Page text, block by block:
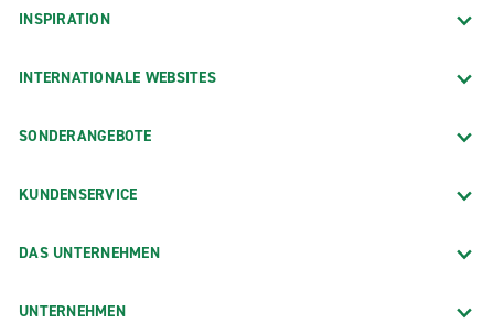
INSPIRATION
INTERNATIONALE WEBSITES
SONDERANGEBOTE
KUNDENSERVICE
DAS UNTERNEHMEN
UNTERNEHMEN